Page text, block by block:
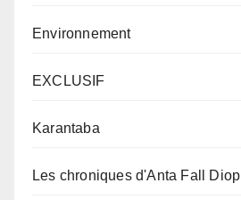
Environnement
EXCLUSIF
Karantaba
Les chroniques d'Anta Fall Diop